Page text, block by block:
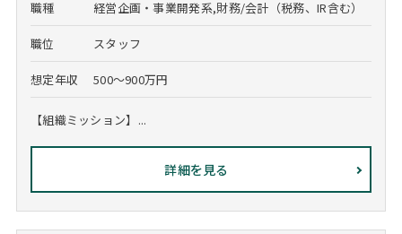
職種 経営企画・事業開発系,財務/会計（税務、IR含む）
職位 スタッフ
想定年収 500～900万円
【組織ミッション】...
詳細を見る